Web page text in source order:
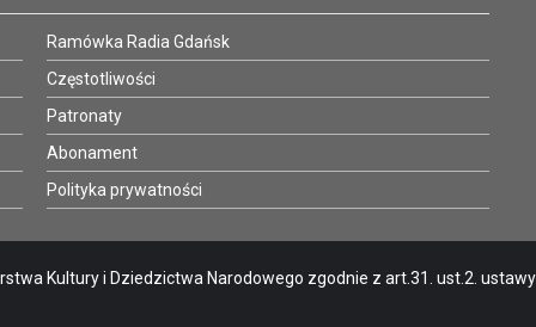
Ramówka Radia Gdańsk
Częstotliwości
Patronaty
Abonament
Polityka prywatności
Kultury i Dziedzictwa Narodowego zgodnie z art.31. ust.2.